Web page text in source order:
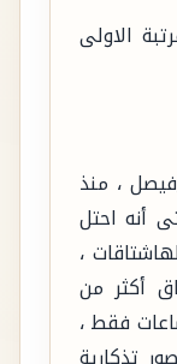
، منذ
أنه احتل
،
أكثر من
فقط ،